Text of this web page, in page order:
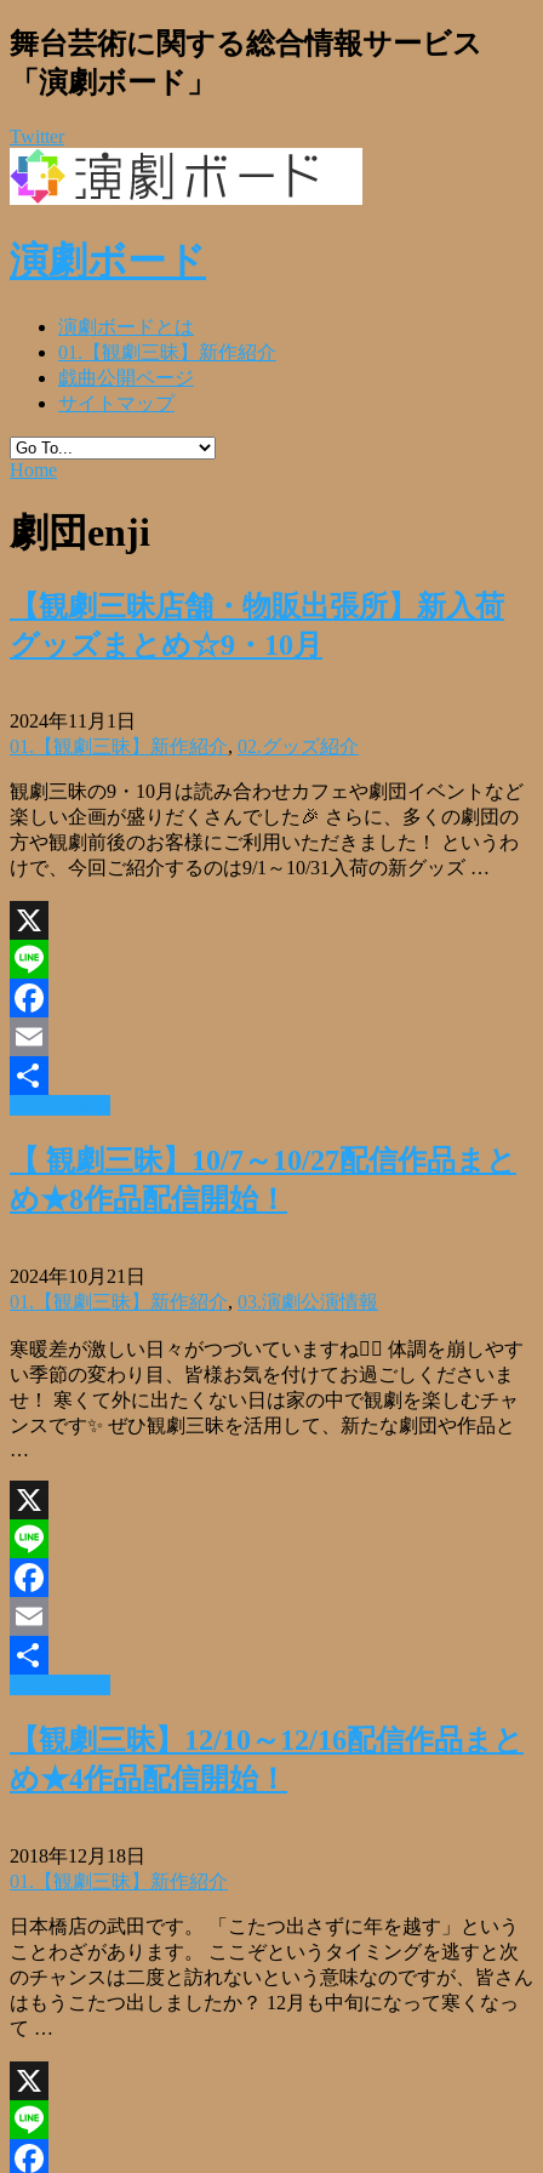
舞台芸術に関する総合情報サービス
「演劇ボード」
Twitter
演劇ボード
演劇ボードとは
01.【観劇三昧】新作紹介
戯曲公開ページ
サイトマップ
Home
劇団enji
【観劇三昧店舗・物販出張所】新入荷
グッズまとめ☆9・10月
2024年11月1日
01.【観劇三昧】新作紹介, 02.グッズ紹介
観劇三昧の9・10月は読み合わせカフェや劇団イベントなど
楽しい企画が盛りだくさんでした🎉 さらに、多くの劇団の
方や観劇前後のお客様にご利用いただきました！ というわ
けで、今回ご紹介するのは9/1～10/31入荷の新グッズ …
X
Line
Facebook
Email
共
【 観劇三昧】10/7～10/27配信作品まと
め★8作品配信開始！
2024年10月21日
01.【観劇三昧】新作紹介, 03.演劇公演情報
寒暖差が激しい日々がつづいていますね🤦‍♀️ 体調を崩しやす
い季節の変わり目、皆様お気を付けてお過ごしくださいま
せ！ 寒くて外に出たくない日は家の中で観劇を楽しむチャ
ンスです✨ ぜひ観劇三昧を活用して、新たな劇団や作品と
…
X
Line
Facebook
Email
共
【観劇三昧】12/10～12/16配信作品まと
め★4作品配信開始！
2018年12月18日
01.【観劇三昧】新作紹介
日本橋店の武田です。 「こたつ出さずに年を越す」という
ことわざがあります。 ここぞというタイミングを逃すと次
のチャンスは二度と訪れないという意味なのですが、皆さん
はもうこたつ出しましたか？ 12月も中旬になって寒くなっ
て …
X
Line